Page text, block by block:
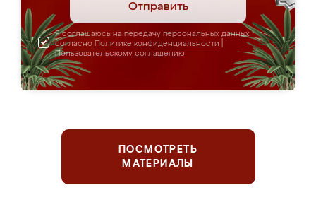
Отправить
Я соглашаюсь на передачу персональных данных
согласно Политике конфиденциальности
Пользовательскому соглашению
ПОСМОТРЕТЬ
МАТЕРИАЛЫ